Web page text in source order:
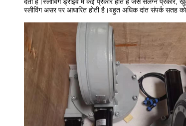
स्लीविंग असर पर आधारित होती है।बहुत अधिक दांत संपर्क सतह